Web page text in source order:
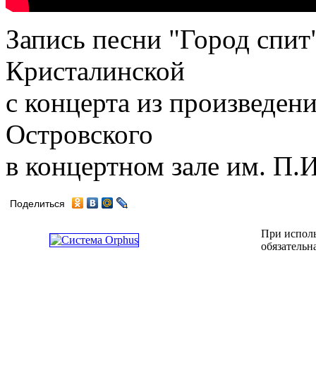
Запись песни "Город
Кристалинской
с концерта из
Островского
в концертном зале им.
Поделиться
При